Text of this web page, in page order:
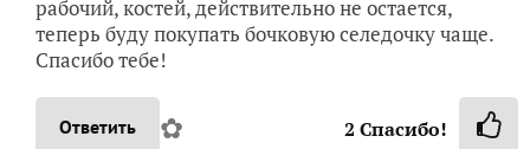
рабочий, костей, действительно не остается,
теперь буду покупать бочковую селедочку чаще.
Спасибо тебе!
Ответить ✿ 2 Спасибо!